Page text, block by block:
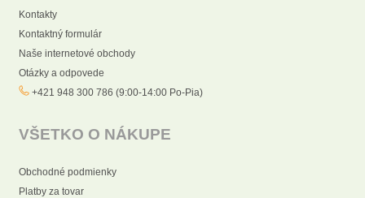
Kontakty
Kontaktný formulár
Naše internetové obchody
Otázky a odpovede
+421 948 300 786 (9:00-14:00 Po-Pia)
VŠETKO O NÁKUPE
Obchodné podmienky
Platby za tovar